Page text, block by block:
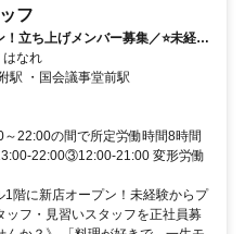
フ
立ち上げメンバー募集／⭐未経験
上質な空間
はなれ
駅 ・国会議事堂前駅
～22:00の間で所定労働時間8時間
22:00③12:00-21:00 変形労働
1階に新店オープン！未経験からプ
ッフ・見習いスタッフを正社員募